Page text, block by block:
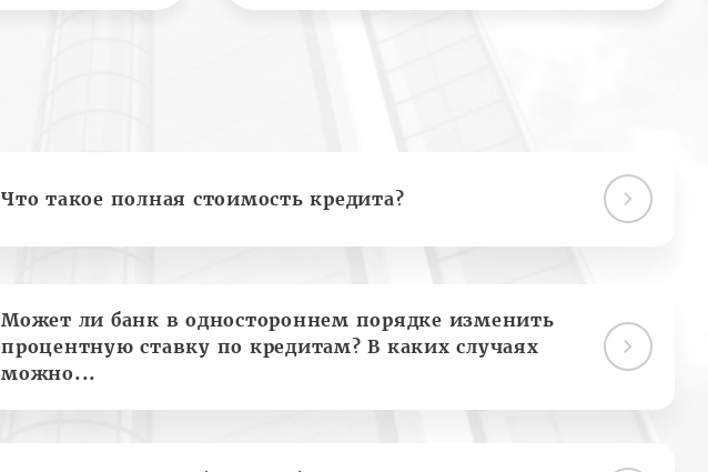
Что такое полная стоимость кредита?
Может ли банк в одностороннем порядке изменить
процентную ставку по кредитам? В каких случаях
можно...